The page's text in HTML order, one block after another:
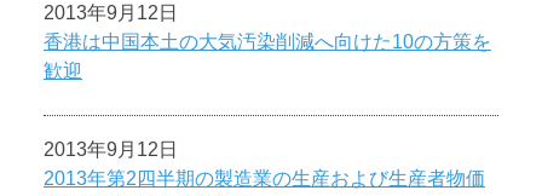
2013年9月12日
香港は中国本土の大気汚染削減へ向けた10の方策を
歓迎
2013年9月12日
2013年第2四半期の製造業の生産および生産者物価